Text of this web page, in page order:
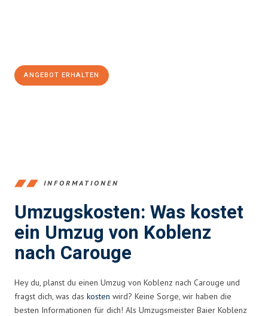
ANGEBOT ERHALTEN
INFORMATIONEN
Umzugskosten: Was kostet
ein Umzug von Koblenz
nach Carouge
Hey du, planst du einen Umzug von Koblenz nach Carouge und
fragst dich, was das kosten wird? Keine Sorge, wir haben die
besten Informationen für dich! Als Umzugsmeister Baier Koblenz